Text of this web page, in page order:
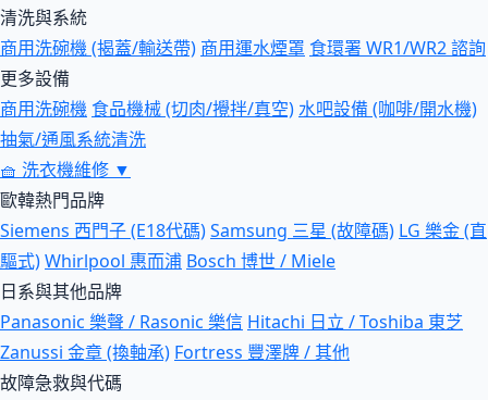
清洗與系統
商用洗碗機 (揭蓋/輸送帶) 商用運水煙罩 食環署 WR1/WR2 諮詢
更多設備
商用洗碗機 食品機械 (切肉/攪拌/真空)水吧設備 (咖啡/開水機)
抽氣/通風系統清洗
🧺 洗衣機維修 ▼
歐韓熱門品牌
Siemens 西門子 (E18代碼)Samsung 三星 (故障碼) LG 樂金 (直
驅式)Whirlpool 惠而浦 Bosch 博世 / Miele
日系與其他品牌
Panasonic 樂聲 / Rasonic 樂信 Hitachi 日立 / Toshiba 東芝
Zanussi 金章 (換軸承) Fortress 豐澤牌 / 其他
故障急救與代碼